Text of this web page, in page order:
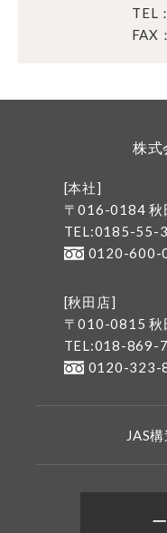
TEL
FAX
株式
[本社]
〒016-0184 秋
TEL:0185-55-
0120-600-
[秋田店]
〒010-0815 秋
TEL:018-869-
0120-323-
JAS